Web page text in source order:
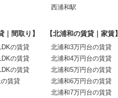
西浦和駅
｜間取り】
の賃貸
の賃貸
の賃貸
賃貸
【北浦和の賃貸｜家賃】
北浦和3万円台の賃貸
北浦和4万円台の賃貸
北浦和5万円台の賃貸
北浦和6万円台の賃貸
北浦和7万円台の賃貸